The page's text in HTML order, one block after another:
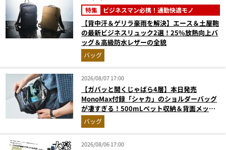
特集 ビジネスマン必携！通勤快適モノ
【背中汗＆ゲリラ豪雨を解決】エース＆土屋鞄
の最新ビジネスリュック2選！25%放熱向上バ
ッグ＆高級防水レザーの全貌
バッグ
2026/08/07 17:00
【ガバッと開くじゃばら4層】本日発売
MonoMax付録「シャカ」のショルダーバッグ
が凄すぎる！500mLペット収納＆背面メッシ
ュでベタつかない
バッグ
2026/08/06 17:00